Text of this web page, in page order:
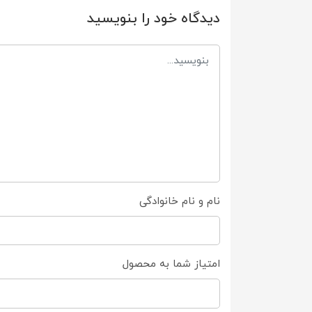
دیدگاه خود را بنویسید
نام و نام خانوادگی
امتیاز شما به محصول